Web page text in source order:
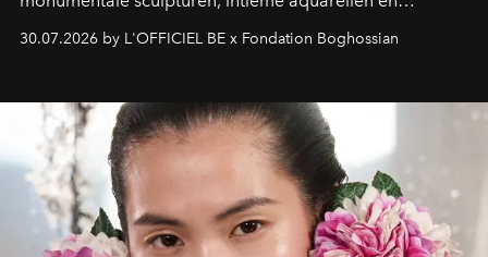
fonkelend Murano-glas creëert de Franse kunstenaar
een emotionele reis waarin elk werk de herinnering
moment van verwondering.
30.07.2026 by L'OFFICIEL BE x Fondation Boghossian